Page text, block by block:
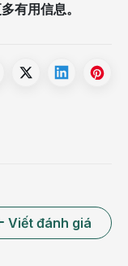
有用信息。
Viết đánh giá